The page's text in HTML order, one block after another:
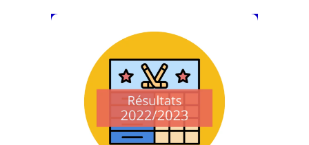
Résultats 2022/2023
Résultats